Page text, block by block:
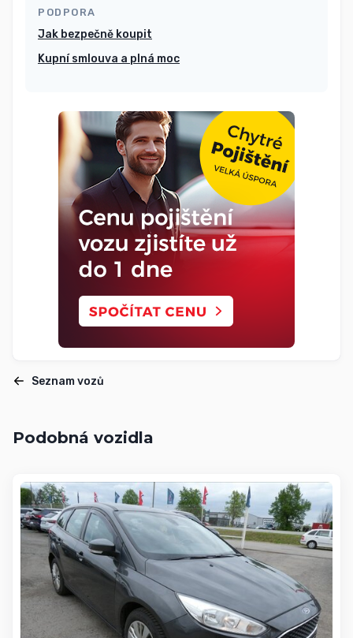
PODPORA
Jak bezpečně koupit
Kupní smlouva a plná moc
Seznam vozů
Podobná vozidla